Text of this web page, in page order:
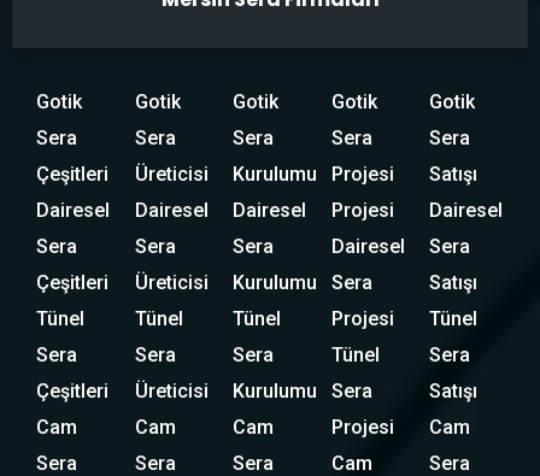
Gotik
Sera
Çeşitleri
Dairesel
Sera
Çeşitleri
Tünel
Sera
Çeşitleri
Cam
Sera
Gotik
Sera
Üreticisi
Dairesel
Sera
Üreticisi
Tünel
Sera
Üreticisi
Cam
Sera
Gotik
Sera
Kurulumu
Dairesel
Sera
Kurulumu
Tünel
Sera
Kurulumu
Cam
Sera
Gotik
Sera
Projesi
Projesi
Dairesel
Sera
Projesi
Tünel
Sera
Projesi
Cam
Gotik
Sera
Satışı
Dairesel
Sera
Satışı
Tünel
Sera
Satışı
Cam
Sera